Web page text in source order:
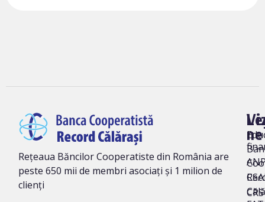
Rețeaua Băncilor Cooperatiste din România are
peste 650 mii de membri asociați și 1 milion de
clienți
ne